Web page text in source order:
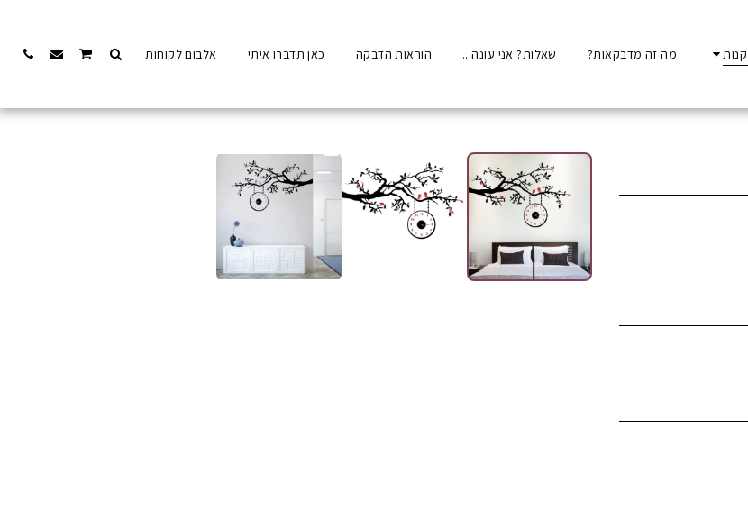
מה זה מדבקאות? שאלות? אני עונה... הוראות הדבקה כאן תדברו איתי אלבום לקוחות